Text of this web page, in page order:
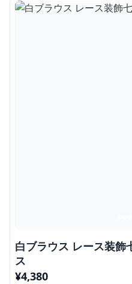
白ブラウス レース装飾
ス
¥4,380